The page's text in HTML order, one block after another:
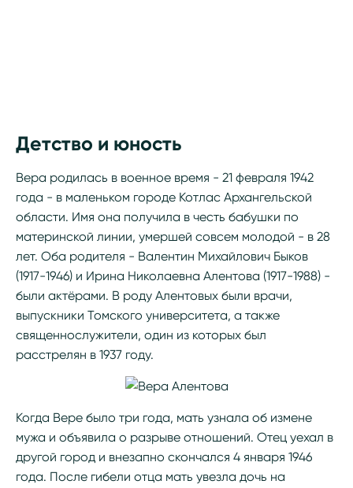
Детство и юность
Вера родилась в военное время - 21 февраля 1942
года - в маленьком городе Котлас Архангельской
области. Имя она получила в честь бабушки по
материнской линии, умершей совсем молодой - в 28
лет. Оба родителя - Валентин Михайлович Быков
(1917-1946) и Ирина Николаевна Алентова (1917-1988) -
были актёрами. В роду Алентовых были врачи,
выпускники Томского университета, а также
священнослужители, один из которых был
расстрелян в 1937 году.
Когда Вере было три года, мать узнала об измене
мужа и объявила о разрыве отношений. Отец уехал в
другой город и внезапно скончался 4 января 1946
года. После гибели отца мать увезла дочь на